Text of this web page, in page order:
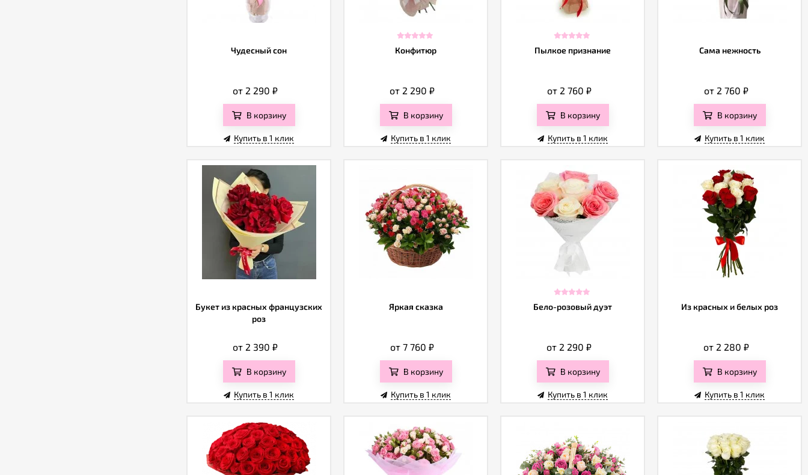
Чудесный сон
от 2 290 ₽
В корзину
Купить в 1 клик
Конфитюр
от 2 290 ₽
В корзину
Купить в 1 клик
Пылкое признание
от 2 760 ₽
В корзину
Купить в 1 клик
Сама нежность
от 2 760 ₽
В корзину
Купить в 1 клик
Букет из красных французских
роз
от 2 390 ₽
В корзину
Купить в 1 клик
Яркая сказка
от 7 760 ₽
В корзину
Купить в 1 клик
Бело-розовый дуэт
от 2 290 ₽
В корзину
Купить в 1 клик
Из красных и белых роз
от 2 280 ₽
В корзину
Купить в 1 клик